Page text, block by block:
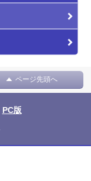
ページ先頭へ
PC版